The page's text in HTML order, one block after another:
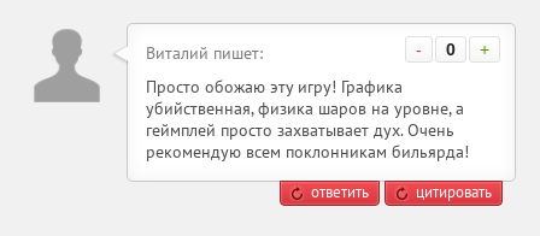
- 0 +
Виталий пишет:
Просто обожаю эту игру! Графика
убийственная, физика шаров на уровне, а
геймплей просто захватывает дух. Очень
рекомендую всем поклонникам бильярда!
ответить цитировать